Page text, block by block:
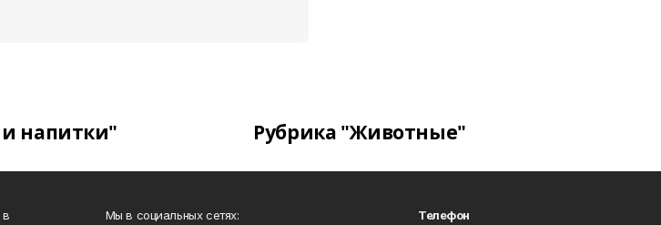
и напитки" Рубрика "Животные"
в
Мы в социальных сетях:
Телефон